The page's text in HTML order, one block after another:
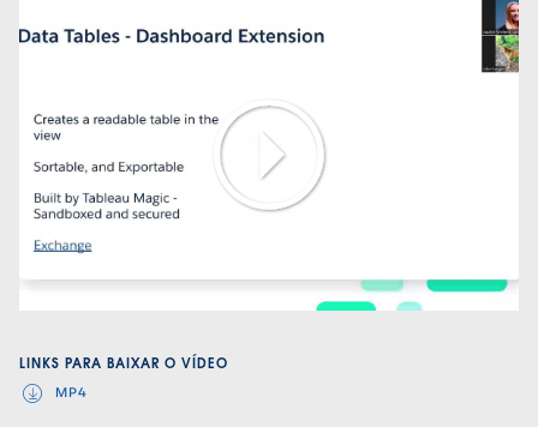
Play
Video
LINKS PARA BAIXAR O VÍDEO
MP4